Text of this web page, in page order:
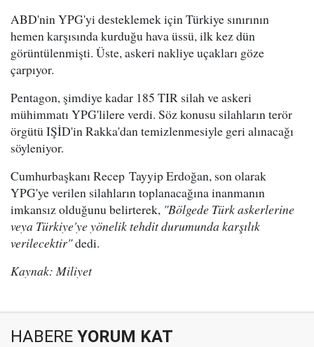
ABD'nin YPG'yi desteklemek için Türkiye sınırının
hemen karşısında kurduğu hava üssü, ilk kez dün
görüntülenmişti. Üste, askeri nakliye uçakları göze
çarpıyor.
Pentagon, şimdiye kadar 185 TIR silah ve askeri
mühimmatı YPG'lilere verdi. Söz konusu silahların terör
örgütü IŞİD'in Rakka'dan temizlenmesiyle geri alınacağı
söyleniyor.
Cumhurbaşkanı Recep Tayyip Erdoğan, son olarak
YPG'ye verilen silahların toplanacağına inanmanın
imkansız olduğunu belirterek, "Bölgede Türk askerlerine
veya Türkiye'ye yönelik tehdit durumunda karşılık
verilecektir"dedi.
Kaynak: Miliyet
HABERE YORUM KAT